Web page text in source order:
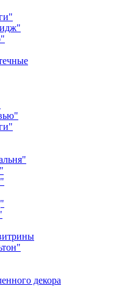
декора